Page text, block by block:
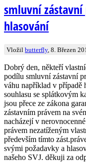
smluvní
hlasování
Vložil butterfly, 8. Březen
Dobrý den, někteří
podílu smluvní zástavní
váhu například v případě
souhlasu se splátkovým
jsou přece ze zákona
zástavním právem na
nacházejí v
právem nezatíženým
především tímto
svými požadavky a
našeho SVJ. děkuji za